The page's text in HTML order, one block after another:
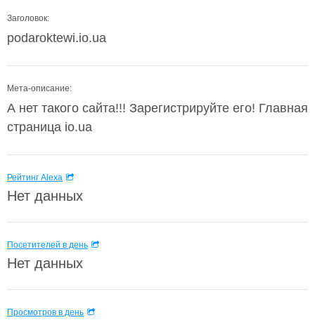
Заголовок:
podaroktewi.io.ua
Мета-описание:
А нет такого сайта!!! Зарегистрируйте его! Главная
страница io.ua
Рейтинг Alexa
Нет данных
Посетителей в день
Нет данных
Просмотров в день